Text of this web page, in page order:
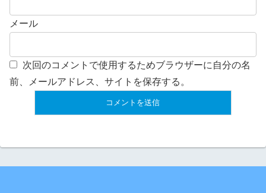
メール
次回のコメントで使用するためブラウザーに自分の名
前、メールアドレス、サイトを保存する。